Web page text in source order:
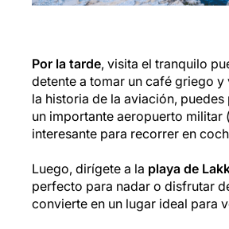
Por la tarde, visita el tranquilo
detente a tomar un café griego
la historia de la aviación,
un importante aeropuerto militar
interesante para recorrer en
Luego, dirígete a la playa de
perfecto para nadar o disfrutar
convierte en un lugar ideal para